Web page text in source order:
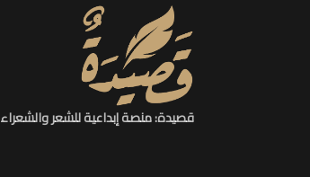
قصيدة: منصة إبداعية للشعر والشعراء